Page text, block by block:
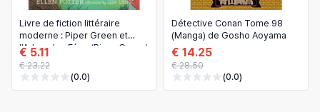
Livre de fiction littéraire
moderne : Piper Green et
l'Arbre des Fées (Piper Green)
- Broché, pour lecture
personnelle ou cadeau
€ 5.11
€ 23.22
(0.0)
Détective Conan Tome 98
(Manga) de Gosho Aoyama
€ 14.25
€ 28.50
(0.0)